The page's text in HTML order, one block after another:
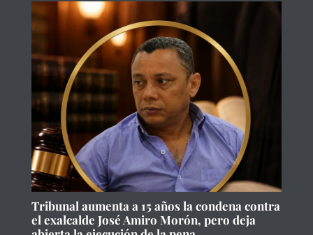
Tribunal aumenta a 15 años la condena contra
el exalcalde José Amiro Morón, pero deja